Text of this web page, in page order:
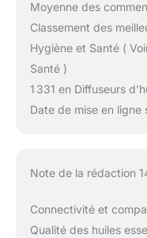
Moyenne des
Classement des
Hygiène et Santé (
Santé )
1 331 en Diffuseurs
Date de mise en
Note de la rédaction
Connectivité et
Qualité des huiles